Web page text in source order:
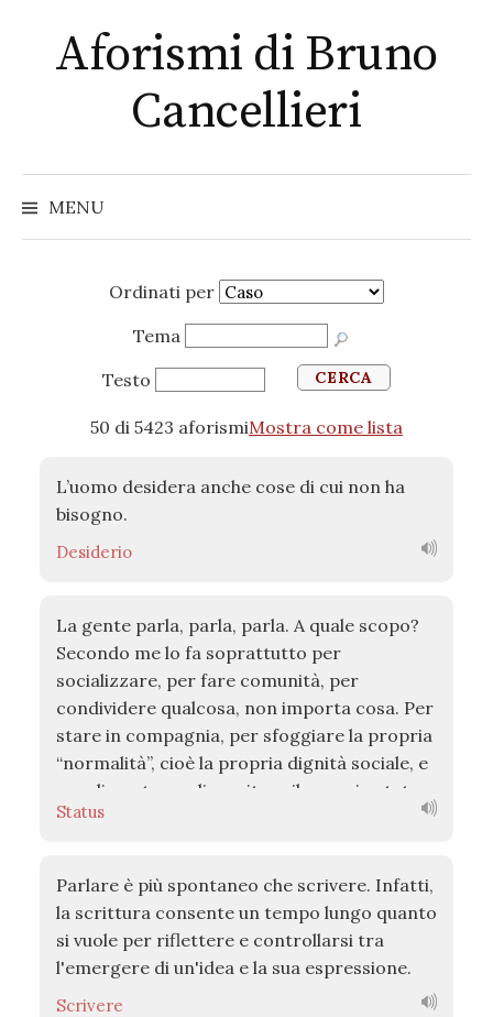
content
Aforismi di Bruno
Cancellieri
MENU
Ordinati per
Tema
Testo
CERCA
50 di 5423 aforismiMostra come lista
L’uomo desidera anche cose di cui non ha
bisogno.
Desiderio
La gente parla, parla, parla. A quale scopo?
Secondo me lo fa soprattutto per
socializzare, per fare comunità, per
condividere qualcosa, non importa cosa. Per
stare in compagnia, per sfoggiare la propria
“normalità”, cioè la propria dignità sociale, e
per dimostrare di meritare il proprio status.
A volte la gente parla anche per per
questo genere discorsi è largamente
minoritario e a molti dà anche fastidio,
specialmente a coloro che non amano i
cambiamenti di stato, di gerarchie e di valori.
Status
Parlare è più spontaneo che scrivere. Infatti,
la scrittura consente un tempo lungo quanto
si vuole per riflettere e controllarsi tra
l'emergere di un'idea e la sua espressione.
Scrivere